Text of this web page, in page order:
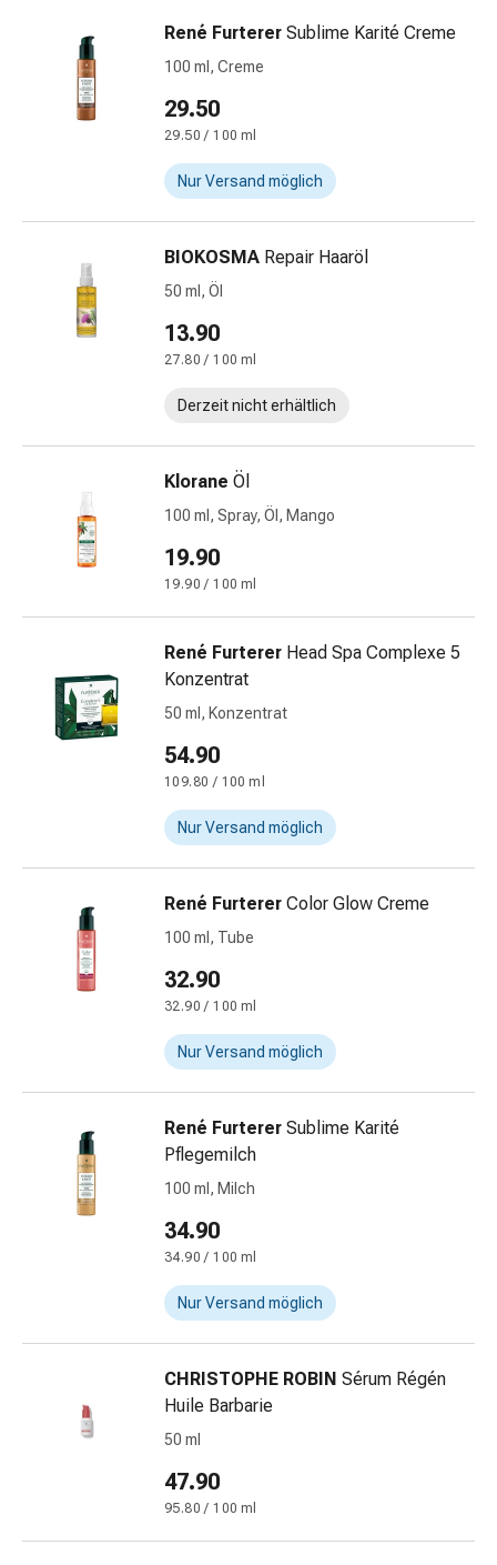
Harnwegsbeschwerden
Prostata
Blasenbeschwerden
Schmerzen
Fieber
Kopfschmerzen
Muskel-
Schmerzmittel
Wärmen
Stress
&
Schlaf
Stimmungsschwankungen
Schlafstörungen
Rhonchopathie
(Schnarchen)
Atemwege
Nasenmittel
Atmungstraktbeschwerden
Infektionen
Windpocken
Stoffwechsel
Osteoporose
Insektenschutz
und
-
Mücken-
Zeckenpinzette
Anti-
Wurmmittel
Rezeptpflichtige
Arzneimittel
Rezeptpflichtige
Arzneimittel
Vaginalbeschwerden
Menstruation
Wechseljahre
Scheideninfektion
Mineralstoffe
René Furterer Sublime Karité Creme
100 ml, Creme
29.50
29.50 / 100 ml
Nur Versand möglich
BIOKOSMA Repair Haaröl
50 ml, Öl
13.90
27.80 / 100 ml
Derzeit nicht erhältlich
Klorane Öl
100 ml, Spray, Öl, Mango
19.90
19.90 / 100 ml
René Furterer Head Spa Complexe 5
Konzentrat
50 ml, Konzentrat
54.90
109.80 / 100 ml
Nur Versand möglich
René Furterer Color Glow Creme
100 ml, Tube
32.90
32.90 / 100 ml
Nur Versand möglich
René Furterer Sublime Karité
Pflegemilch
100 ml, Milch
34.90
34.90 / 100 ml
Nur Versand möglich
CHRISTOPHE ROBIN Sérum Régén
Huile Barbarie
50 ml
47.90
95.80 / 100 ml